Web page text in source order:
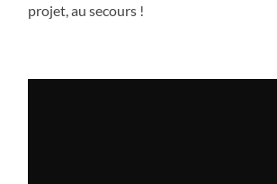
projet, au secours !